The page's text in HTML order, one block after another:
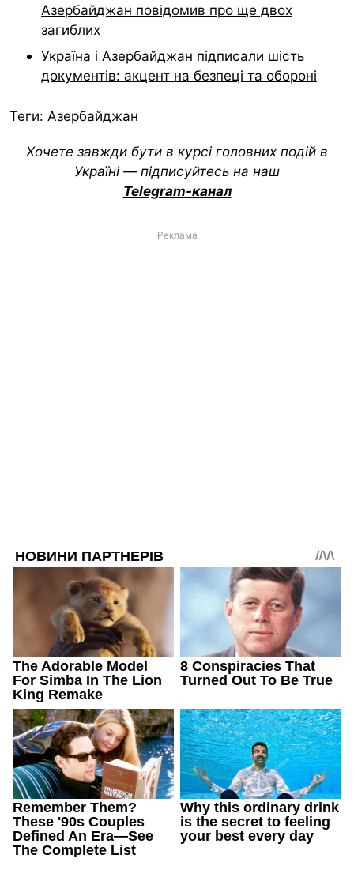
Азербайджан повідомив про ще двох
загиблих
Україна і Азербайджан підписали шість
документів: акцент на безпеці та обороні
Теги: Азербайджан
Хочете завжди бути в курсі головних подій в
Україні — підписуйтесь на наш
Telegram-канал
Реклама